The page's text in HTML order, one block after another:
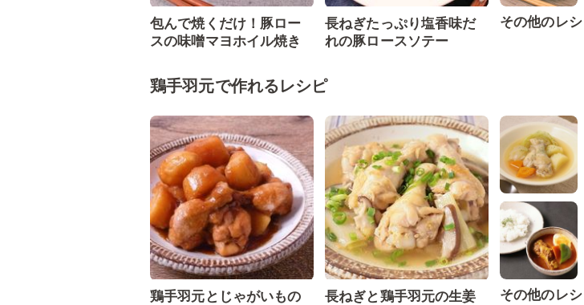
包んで焼くだけ！豚ロー
スの味噌マヨホイル焼き
長ねぎたっぷり塩香味だ
れの豚ロースソテー
その他のレ
鶏手羽元で作れるレシピ
鶏手羽元とじゃがいもの
長ねぎと鶏手羽元の生姜
その他のレ